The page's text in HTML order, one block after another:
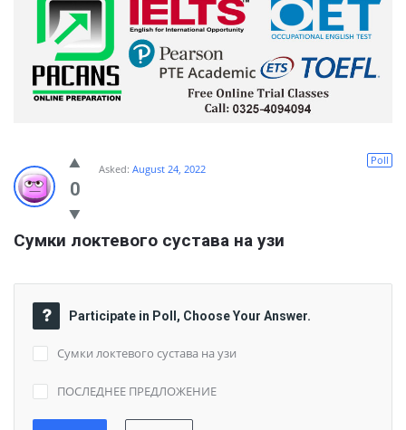
0
Poll
Asked: August 24, 2022
Сумки локтевого сустава на узи
Participate in Poll, Choose Your Answer.
Сумки локтевого сустава на узи
ПОСЛЕДНЕЕ ПРЕДЛОЖЕНИЕ